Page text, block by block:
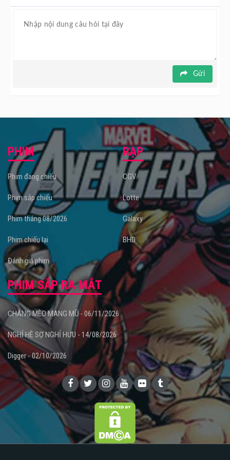
Gửi
PHIM
Phim đang chiếu
Phim sắp chiếu
Phim tháng 08/2026
Phim chiếu lại
Đánh giá phim
RẠP
CGV
Lotte
Galaxy
BHD
PHIM SẮP RA MẮT
CHÀNG MÈO MANG MŨ - 06/11/2026
NGHỈ HÈ SỢ NGHỈ HƯU - 14/08/2026
Digger - 02/10/2026